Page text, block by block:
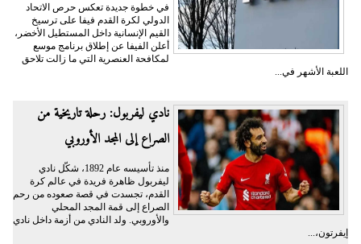
في خطوة جديدة تعكس حرص الاتحاد
الدولي لكرة القدم فيفا على ترسيخ
القيم الإنسانية داخل المستطيل الأخضر،
أعلن الفيفا عن إطلاق برنامج موسع
لمكافحة العنصرية التي ما زالت تلاحق
اللعبة الأشهر في...
نادي ليفربول: رحلة تاريخية من
الصراع إلى المجد الأوروبي
منذ تأسيسه عام 1892، شكّل نادي
ليفربول ظاهرة فريدة في عالم كرة
القدم، تجسدت في قصة صعوده من رحم
الصراع إلى قمة المجد المحلي
والأوروبي. ولد النادي من أزمة داخل نادي
إيفرتون،...